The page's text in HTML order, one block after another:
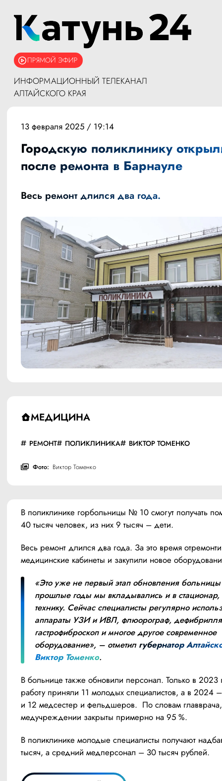
ПРЯМОЙ ЭФИР
ИНФОРМАЦИОННЫЙ ТЕЛЕКАНАЛ
АЛТАЙСКОГО КРАЯ
МЕДИЦИНА
РЕМОНТ ПОЛИКЛИНИКА ВИКТОР ТОМЕНКО
Фото: Виктор Томенко
13 февраля 2025 / 19:14
Городскую поликлинику
после ремонта в Барнауле
Весь ремонт длился два года.
В поликлинике горбольницы № 10 смогут получать
40 тысяч человек, из них 9 тысяч – дети.
Весь ремонт длился два года. За это время
медицинские кабинеты и закупили новое
«Это уже не первый этап обновления
прошлые годы мы вкладывались и в стационар,
технику. Сейчас специалисты регулярно
аппараты УЗИ и ИВЛ, флюорограф,
гастрофиброскоп и многое другое современное
оборудование», – отметил губернатор
Виктор Томенко.
В больнице также обновили персонал. Только в 2023
работу приняли 11 молодых специалистов, а в 2024
и 12 медсестер и фельдшеров.  По словам
медучреждении закрыты примерно на 95 %.
В поликлинике молодые специалисты получают
тысяч, а средний медперсонал – 30 тысяч рублей.